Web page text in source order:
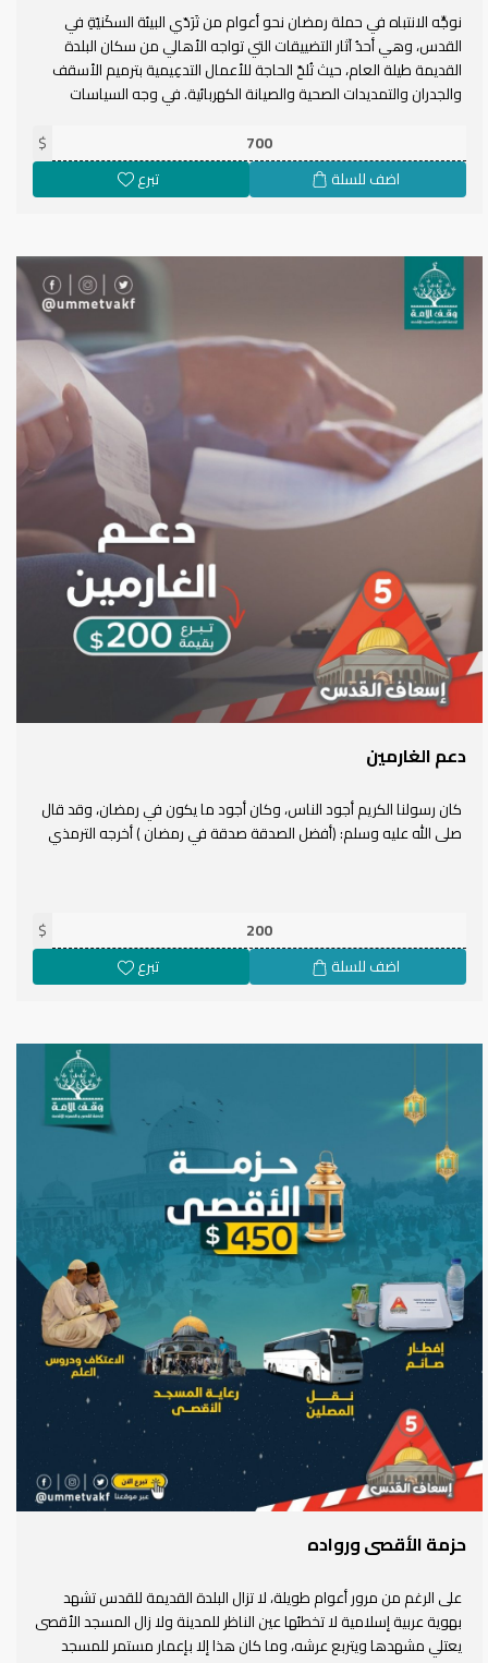
نوجِّه الانتباه في حملة رمضان نحو أعوام من تَرَدّي البيئة السكَنيّةِ في
القدس، وهي أحدُ آثار التضييقات التي تواجه الأهالي من سكان البلدة
القديمة طيلة العام، حيث تُلحّ الحاجة للأعمال التدعِيمية بترميم الأسقف
والجدران والتمديدات الصحية والصيانة الكهربائية. في وجه السياسات
صالحة للعيش، هذه الحملة هي عون الأمة لهم بعد الله لتثبيت صمودهم
في منازلهم.
$
اضف للسلة تبرع
دعم الغارمين
كان رسولنا الكريم أجود الناس، وكان أجود ما يكون في رمضان، وقد قال
صلى الله عليه وسلم: (أفضل الصدقة صدقة في رمضان ) أخرجه الترمذي
$
اضف للسلة تبرع
حزمة الأقصى ورواده
على الرغم من مرور أعوام طويلة، لا تزال البلدة القديمة للقدس تشهد
بهوية عربية إسلامية لا تخطئها عين الناظر للمدينة ولا زال المسجد الأقصى
يعتلي مشهدها ويتربع عرشه، وما كان هذا إلا بإعمار مستمر للمسجد